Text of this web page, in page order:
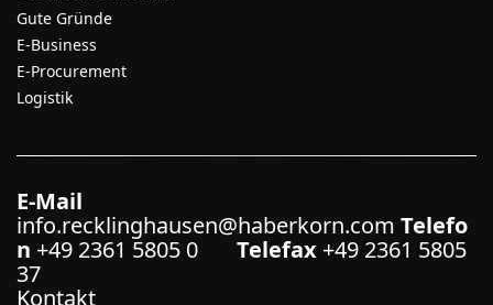
Gute Gründe
E-Business
E-Procurement
Logistik
E-Mail
info.recklinghausen@haberkorn.com Telefo
n +49 2361 5805 0 Telefax +49 2361 5805
37
Kontakt